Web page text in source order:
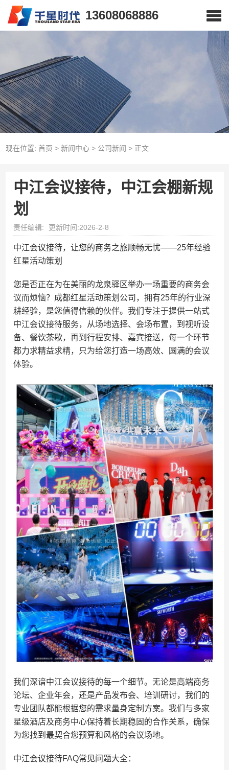
13608068886
现在位置: 首页 > 新闻中心> 公司新闻 > 正文
中江会议接待，中江会棚新规
划
责任编辑: 更新时间:2026-2-8
中江会议接待，让您的商务之旅顺畅无忧——25年经验
红星活动策划
您是否正在为在美丽的龙泉驿区举办一场重要的商务会
议而烦恼？成都红星活动策划公司，拥有25年的行业深
耕经验，是您值得信赖的伙伴。我们专注于提供一站式
中江会议接待服务，从场地选择、会场布置，到视听设
备、餐饮茶歇，再到行程安排、嘉宾接送，每一个环节
都力求精益求精，只为给您打造一场高效、圆满的会议
体验。
我们深谙中江会议接待的每一个细节。无论是高端商务
论坛、企业年会，还是产品发布会、培训研讨，我们的
专业团队都能根据您的需求量身定制方案。我们与多家
星级酒店及商务中心保持着长期稳固的合作关系，确保
为您找到最契合您预算和风格的会议场地。
中江会议接待FAQ常见问题大全：